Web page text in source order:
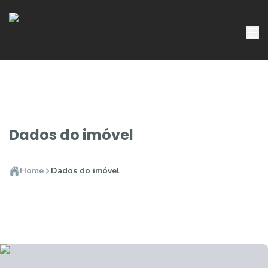
Dados do imóvel
Home Dados do imóvel